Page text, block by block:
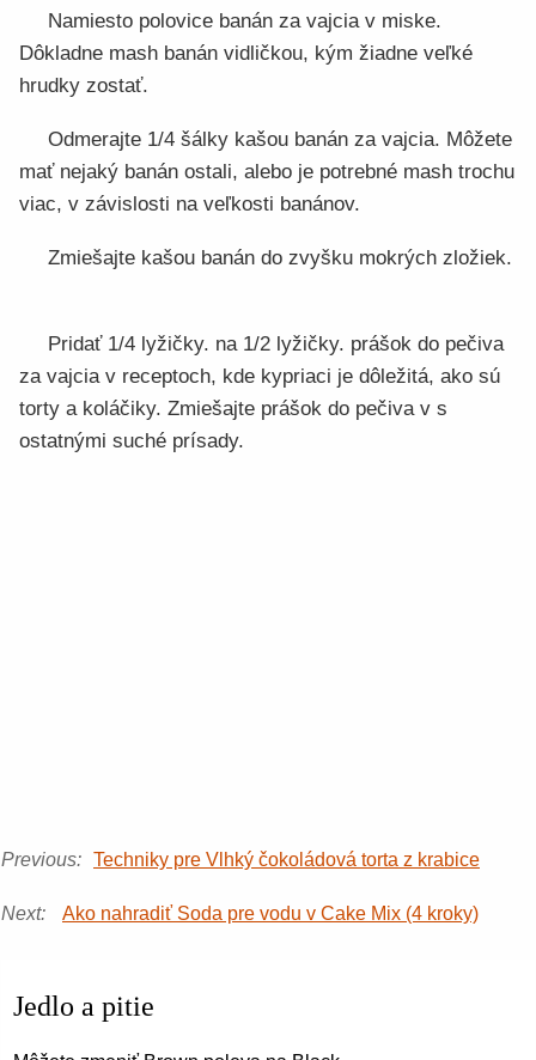
Namiesto polovice banán za vajcia v miske.
Dôkladne mash banán vidličkou, kým žiadne veľké
hrudky zostať.
Odmerajte 1/4 šálky kašou banán za vajcia. Môžete
mať nejaký banán ostali, alebo je potrebné mash trochu
viac, v závislosti na veľkosti banánov.
Zmiešajte kašou banán do zvyšku mokrých zložiek.
Pridať 1/4 lyžičky. na 1/2 lyžičky. prášok do pečiva
za vajcia v receptoch, kde kypriaci je dôležitá, ako sú
torty a koláčiky. Zmiešajte prášok do pečiva v s
ostatnými suché prísady.
Previous: Techniky pre Vlhký čokoládová torta z krabice
Next: Ako nahradiť Soda pre vodu v Cake Mix (4 kroky)
Jedlo a pitie